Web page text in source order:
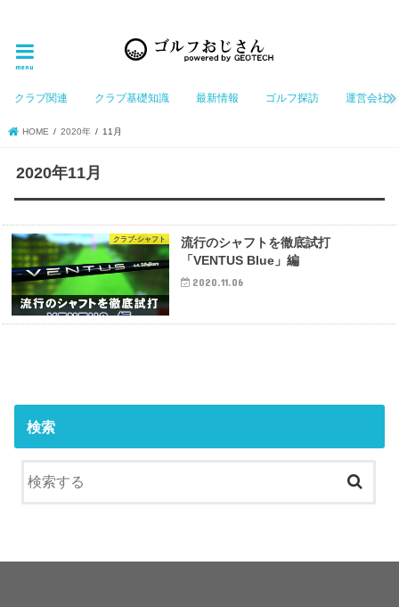
menu
クラブ関連 クラブ基礎知識 最新情報 ゴルフ探訪 運営会社
HOME 2020年 11月
2020年11月
クラブ-シャフト
流行のシャフトを徹底試打
「VENTUS Blue」編
2020.11.06
検索